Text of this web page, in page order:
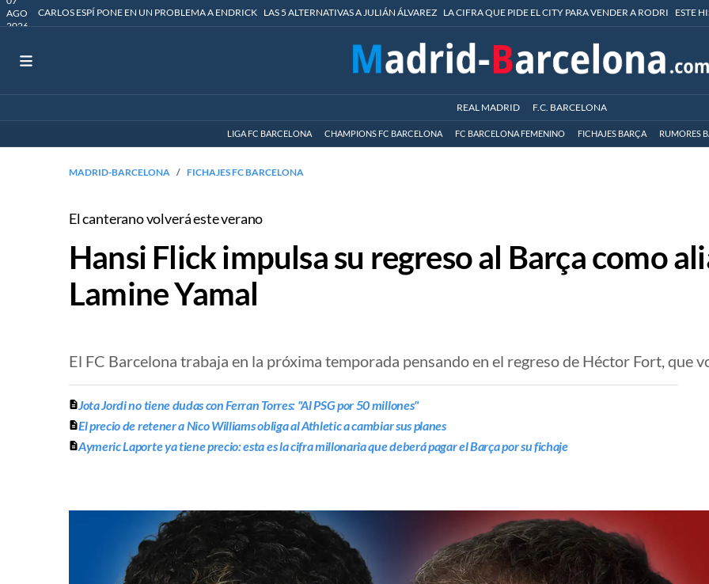
AGO
2026
CARLOS ESPÍ PONE EN UN PROBLEMA A ENDRICK LAS 5 ALTERNATIVAS A JULIÁN ÁLVAREZ LA CIFRA QUE PIDE EL CITY PARA VENDER A RODRI ESTE
REAL MADRID F.C. BARCELONA
LIGA FC BARCELONA CHAMPIONS FC BARCELONA FC BARCELONA FEMENINO FICHAJES BARÇA RUMORES
MADRID-BARCELONA FICHAJES FC BARCELONA
El canterano volverá este verano
Hansi Flick impulsa su regreso al Barça como
Lamine Yamal
El FC Barcelona trabaja en la próxima temporada pensando en el regreso de Héctor Fort, que
Jota Jordi no tiene dudas con Ferran Torres: "Al PSG por 50 millones"
El precio de retener a Nico Williams obliga al Athletic a cambiar sus planes
Aymeric Laporte ya tiene precio: esta es la cifra millonaria que deberá pagar el Barça por su fichaje